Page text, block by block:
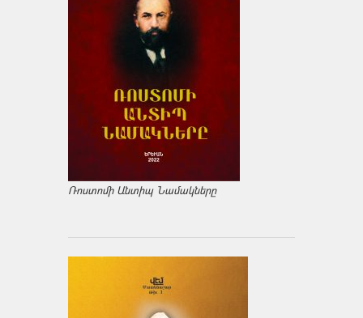
Ռոստոմի Անտիպ Նամակները